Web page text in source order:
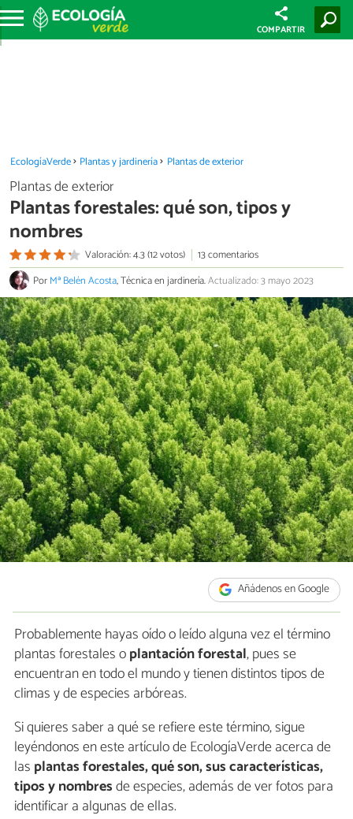
COMPARTIR
EcologíaVerde Plantas y jardinería Plantas de exterior
Plantas de exterior
Plantas forestales: qué son, tipos y
nombres
Valoración: 4.3 (12 votos)
13 comentarios
PorMª Belén Acosta, Técnica en jardinería.Actualizado: 3 mayo 2023
Añádenos en Google
Probablemente hayas oído o leído alguna vez el término
plantas forestales oplantación forestal, pues se
encuentran en todo el mundo y tienen distintos tipos de
climas y de especies arbóreas.
Si quieres saber a qué se refiere este término, sigue
leyéndonos en este artículo de EcologíaVerde acerca de
las plantas forestales, qué son, sus características,
tipos y nombresde especies, además de ver fotos para
identificar a algunas de ellas.